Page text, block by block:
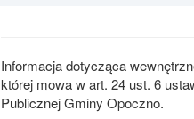
Informacja dotycząca
której mowa w art. 24 ust. 6
Publicznej Gminy Opoczno.